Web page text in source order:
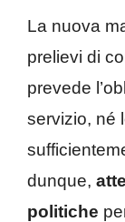
La nuova
prelievi di
prevede
servizio, né
dunque,
politiche